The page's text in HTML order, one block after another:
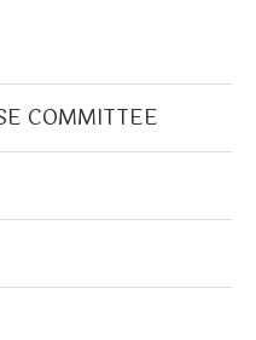
COMMITTEE